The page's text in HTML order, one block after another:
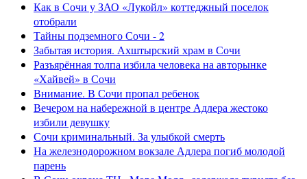
Как в Сочи у ЗАО «Лукойл» коттеджный поселок
отобрали
Тайны подземного Сочи - 2
Забытая история. Ахштырский храм в Сочи
Разъярённая толпа избила человека на авторынке
«Хайвей» в Сочи
Внимание. В Сочи пропал ребенок
Вечером на набережной в центре Адлера жестоко
избили девушку
Сочи криминальный. За улыбкой смерть
На железнодорожном вокзале Адлера погиб молодой
парень